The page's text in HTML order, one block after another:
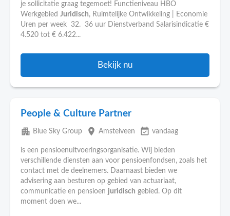
je sollicitatie graag tegemoet! Functieniveau HBO
Werkgebied Juridisch, Ruimtelijke Ontwikkeling | Economie
Uren per week 32. 36 uur Dienstverband Salarisindicatie €
4.520 tot € 6.422...
Bekijk nu
People & Culture Partner
apartment Blue Sky Group place Amstelveen event_available vandaag
is een pensioenuitvoeringsorganisatie. Wij bieden
verschillende diensten aan voor pensioenfondsen, zoals het
contact met de deelnemers. Daarnaast bieden we
advisering aan besturen op gebied van actuariaat,
communicatie en pensioen juridisch gebied. Op dit
moment doen we...